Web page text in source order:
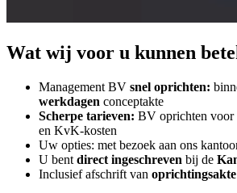
Wat wij voor u kunnen
Management BV snel oprichten:
werkdagen conceptakte
Scherpe tarieven: BV oprichten voor
en KvK-kosten
Uw opties: met bezoek aan ons
U bent direct ingeschreven bij de
Inclusief afschrift van oprichtingsakte